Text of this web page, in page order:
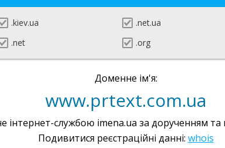
.kiev.ua .net.ua
.net .org
Доменне ім'я:
www.prtext.com.ua
інтернет-службою imena.ua за дорученням та
Подивитися реєстраційні данні: whois